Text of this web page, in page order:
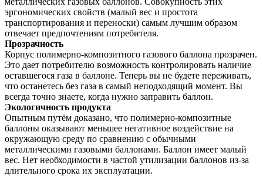
эргономических свойств (малый вес и простота
транспортирования и переноски) самым лучшим образом
отвечает предпочтениям потребителя.
Прозрачность
Корпус полимерно-композитного газового баллона прозрачен.
Это дает потребителю возможность контролировать наличие
оставшегося газа в баллоне. Теперь вы не будете переживать,
что останетесь без газа в самый неподходящий момент. Вы
всегда точно знаете, когда нужно заправить баллон.
Экологичность продукта
Опытным путём доказано, что полимерно-композитные
баллоны оказывают меньшее негативное воздействие на
окружающую среду по сравнению с обычными
металлическими газовыми баллонами. Баллон имеет малый
вес. Нет необходимости в частой утилизации баллонов из-за
длительного срока их эксплуатации.